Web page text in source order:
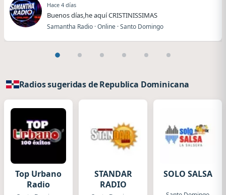
Hace 4 días
Buenos días,he aquí CRISTINISSIMAS
Samantha Radio · Online · Santo Domingo
Radios sugeridas de Republica Dominicana
Top Urbano
Radio
STANDAR
RADIO
SOLO SALSA